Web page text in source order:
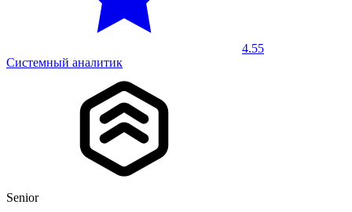
4.55
Системный аналитик
Senior